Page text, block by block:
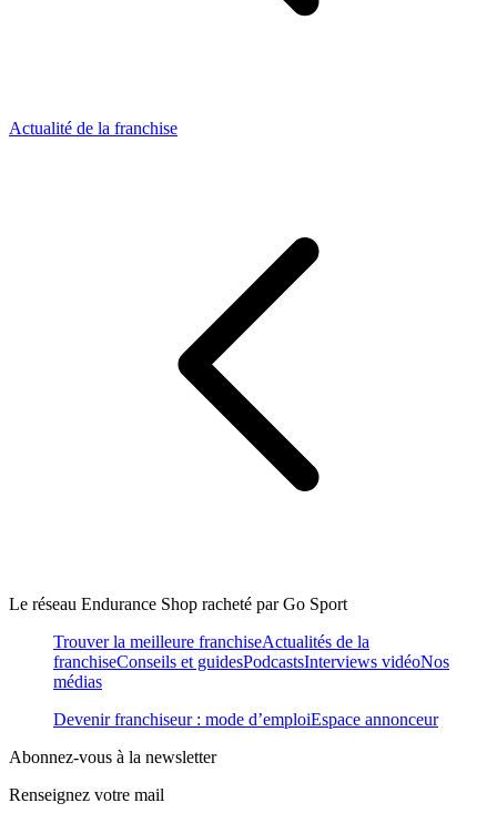
Actualité de la franchise
Le réseau Endurance Shop racheté par Go Sport
Trouver la meilleure franchiseActualités de la
franchiseConseils et guidesPodcastsInterviews vidéoNos
médias
Devenir franchiseur : mode d’emploiEspace annonceur
Abonnez-vous à la newsletter
Renseignez votre mail